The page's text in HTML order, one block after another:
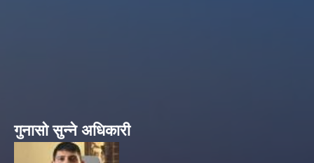
गुनासो सुन्ने अधिकारी